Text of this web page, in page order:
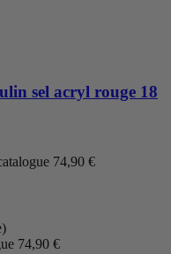
sel acryl rouge 18
74,90 €
74,90 €